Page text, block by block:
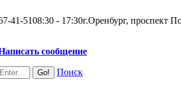
41-5108:30 - 17:30г.Оренбург, проспект
сообщение
Поиск